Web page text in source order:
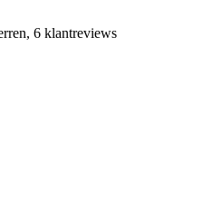
6 klantreviews